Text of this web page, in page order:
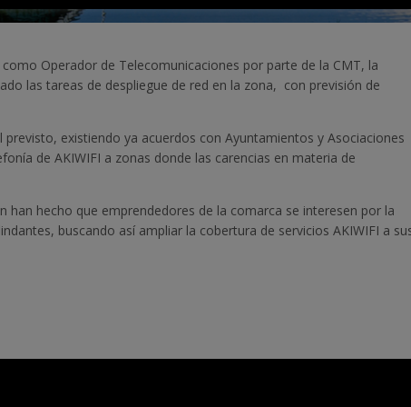
Operador de Telecomunicaciones por parte de la CMT, la
las tareas de despliegue de red en la zona, con previsión de
existiendo ya acuerdos con Ayuntamientos y Asociaciones
de AKIWIFI a zonas donde las carencias en materia de
han hecho que emprendedores de la comarca se interesen por la
buscando así ampliar la cobertura de servicios AKIWIFI a